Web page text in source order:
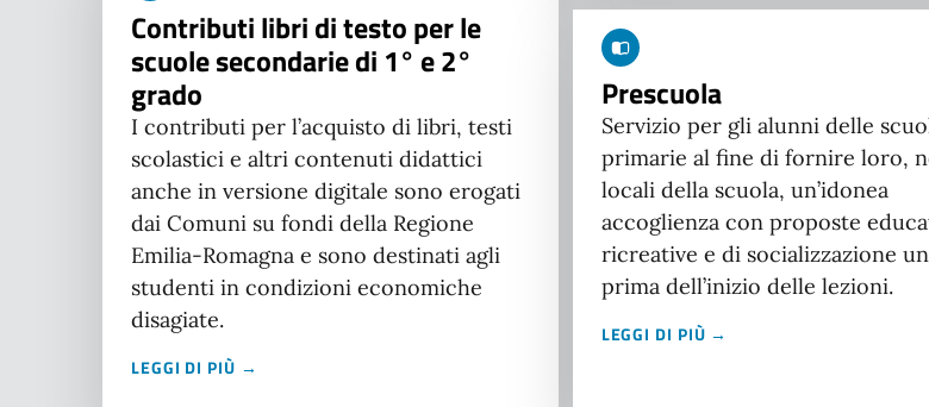
Contributi libri di testo per le
scuole secondarie di 1° e 2°
grado
I contributi per l’acquisto di libri, testi
scolastici e altri contenuti didattici
anche in versione digitale sono erogati
dai Comuni su fondi della Regione
Emilia-Romagna e sono destinati agli
studenti in condizioni economiche
disagiate.
LEGGI DI PIÙ →
Prescuola
Servizio per gli alunni delle
primarie al fine di fornire loro,
locali della scuola, un’idonea
accoglienza con proposte
ricreative e di socializzazione
prima dell’inizio delle lezioni.
LEGGI DI PIÙ →